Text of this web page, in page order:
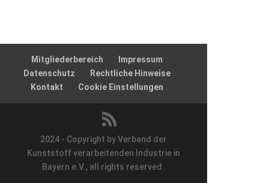
Mitgliederbereich
Impressum
Datenschutz
Rechtliche Hinweise
Kontakt
Cookie Einstellungen
2024 - Copyright by Verband der
Kunststoff verarbeitenden Industrie in
Bayern e.V., all rights reserved.